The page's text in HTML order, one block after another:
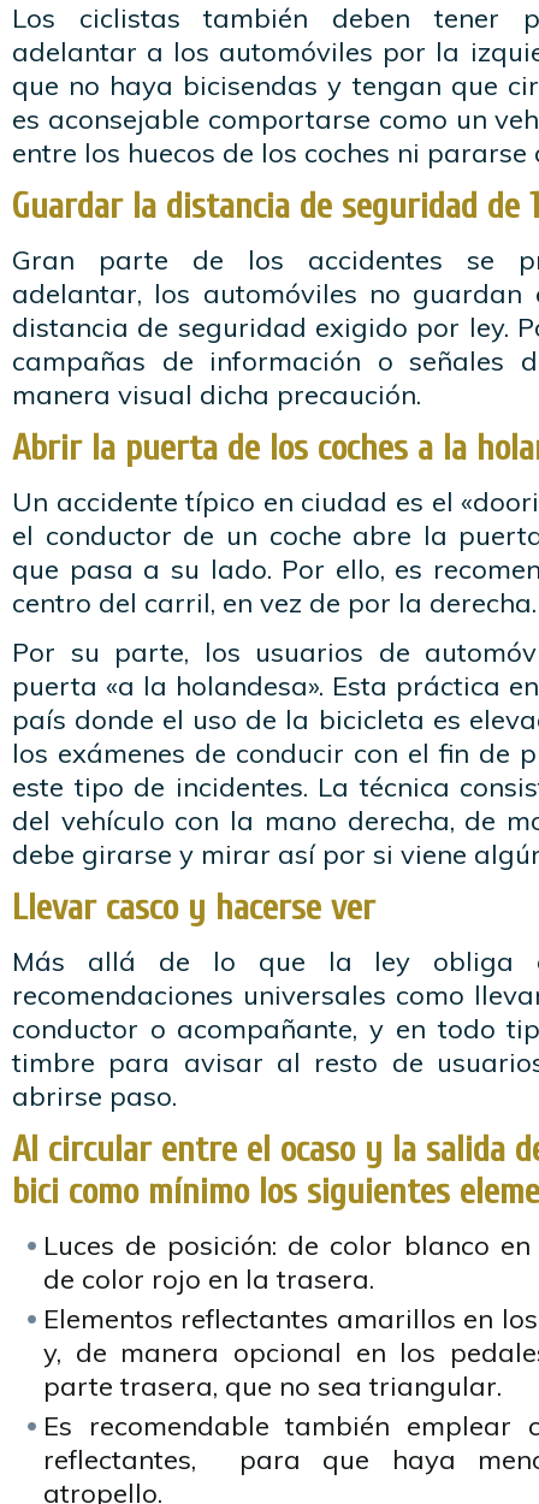
Los ciclistas también deben tener
adelantar a los automóviles por la
que no haya bicisendas y tengan que
es aconsejable comportarse como un
entre los huecos de los coches ni pararse
Guardar la distancia de seguridad de
Gran parte de los accidentes se
adelantar, los automóviles no
distancia de seguridad exigido por ley.
campañas de información o señales
manera visual dicha precaución.
Abrir la puerta de los coches a la
Un accidente típico en ciudad es el
el conductor de un coche abre la
que pasa a su lado. Por ello, es
centro del carril, en vez de por la derecha.
Por su parte, los usuarios de
puerta «a la holandesa». Esta práctica
país donde el uso de la bicicleta es
los exámenes de conducir con el fin de
este tipo de incidentes. La técnica
del vehículo con la mano derecha, de
debe girarse y mirar así por si viene
Llevar casco y hacerse ver
Más allá de lo que la ley obliga
recomendaciones universales como
conductor o acompañante, y en todo
timbre para avisar al resto de
abrirse paso.
Al circular entre el ocaso y la salida
bici como mínimo los siguientes
Luces de posición: de color blanco
de color rojo en la trasera.
Elementos reflectantes amarillos en
y, de manera opcional en los
parte trasera, que no sea triangular.
Es recomendable también emplear
reflectantes, para que haya
atropello.